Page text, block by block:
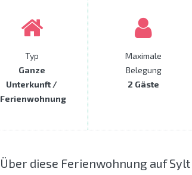
Typ
Ganze
Unterkunft /
Ferienwohnung
Maximale
Belegung
2 Gäste
Über diese Ferienwohnung auf Sylt